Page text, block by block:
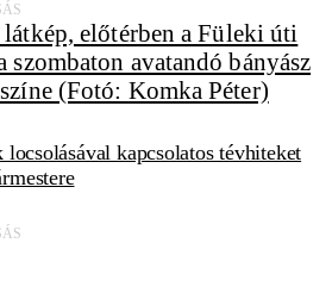
locsolásával kapcsolatos tévhiteket